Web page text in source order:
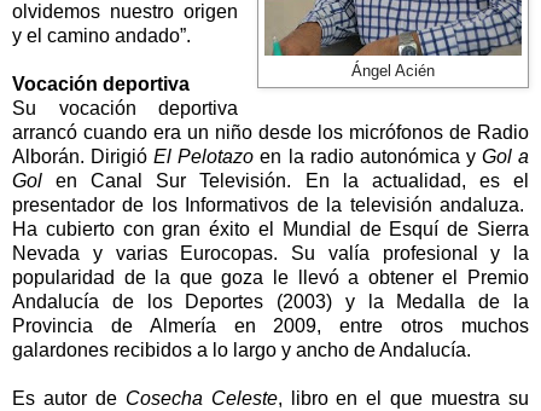
Ángel Acién
olvidemos nuestro origen
y el camino andado”.
Vocación deportiva
Su vocación deportiva
arrancó cuando era un niño desde los micrófonos de Radio
Alborán. DirigióEl Pelotazo en la radio autonómica y Gol a
Gol en Canal Sur Televisión. En la actualidad, es el
presentador de los Informativos de la televisión andaluza.
Ha cubierto con gran éxito el Mundial de Esquí de Sierra
Nevada y varias Eurocopas. Su valía profesional y la
popularidad de la que goza le llevó a obtener el Premio
Andalucía de los Deportes (2003) y
la Medalla de
la
Provincia de Almería en 2009, entre otros muchos
galardones recibidos a lo largo y ancho de Andalucía.
Es autor de Cosecha Celeste, libro en el que muestra su